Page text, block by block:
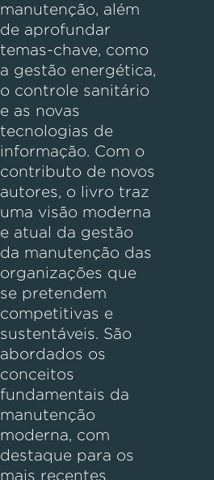
manutenção, além
de aprofundar
temas-chave, como
a gestão energética,
o controle sanitário
e as novas
tecnologias de
informação. Com o
contributo de novos
autores, o livro traz
uma visão moderna
e atual da gestão
da manutenção das
organizações que
se pretendem
competitivas e
sustentáveis. São
abordados os
conceitos
fundamentais da
manutenção
moderna, com
destaque para os
mais recentes